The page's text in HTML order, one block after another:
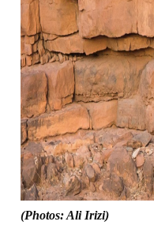
(Photos: Ali Irizi)